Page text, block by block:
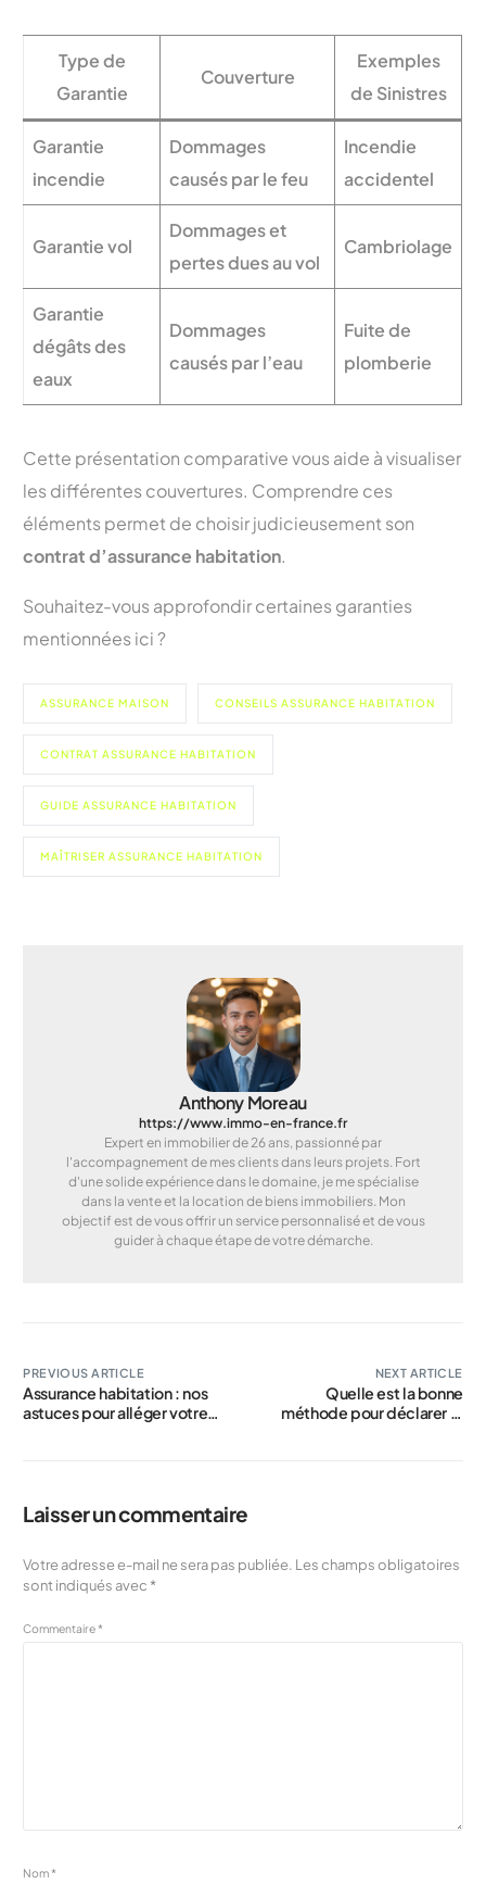
Type de
Garantie
Couverture
Exemples
de Sinistres
Garantie
incendie
Dommages
causés par le feu
Incendie
accidentel
Garantie vol
Dommages et
pertes dues au vol
Cambriolage
Garantie
dégâts des
eaux
Dommages
causés par l’eau
Fuite de
plomberie
Cette présentation comparative vous aide à visualiser
les différentes couvertures. Comprendre ces
éléments permet de choisir judicieusement son
contrat d’assurance habitation.
Souhaitez-vous approfondir certaines garanties
mentionnées ici ?
ASSURANCE MAISON CONSEILS ASSURANCE HABITATION
CONTRAT ASSURANCE HABITATION
GUIDE ASSURANCE HABITATION
MAÎTRISER ASSURANCE HABITATION
Anthony Moreau
https://www.immo-en-france.fr
Expert en immobilier de 26 ans, passionné par
l'accompagnement de mes clients dans leurs projets. Fort
d'une solide expérience dans le domaine, je me spécialise
dans la vente et la location de biens immobiliers. Mon
objectif est de vous offrir un service personnalisé et de vous
guider à chaque étape de votre démarche.
PREVIOUS ARTICLE
Assurance habitation : nos
astuces pour alléger votre
NEXT ARTICLE
Quelle est la bonne
méthode pour déclarer le
Laisser un commentaire
Votre adresse e-mail ne sera pas publiée. Les champs obligatoires
sont indiqués avec *
Commentaire*
Nom*